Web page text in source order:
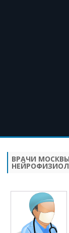
ВРАЧИ